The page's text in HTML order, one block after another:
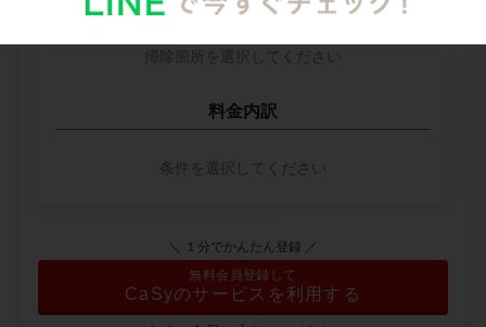
掃除箇所を選択してください
料金内訳
条件を選択してください
＼ １分でかんたん登録 ／
無料会員登録して
CaSyのサービスを利用する